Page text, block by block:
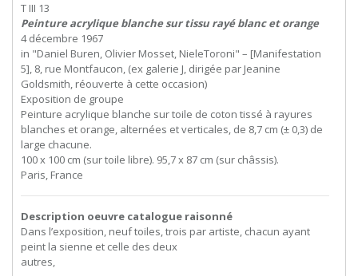
T III 13
Peinture acrylique blanche sur tissu rayé blanc et orange
4 décembre 1967
in "Daniel Buren, Olivier Mosset, NieleToroni" – [Manifestation
5], 8, rue Montfaucon, (ex galerie J, dirigée par Jeanine
Goldsmith, réouverte à cette occasion)
Exposition de groupe
Peinture acrylique blanche sur toile de coton tissé à rayures
blanches et orange, alternées et verticales, de 8,7 cm (± 0,3) de
large chacune.
100 x 100 cm (sur toile libre). 95,7 x 87 cm (sur châssis).
Paris, France
Description oeuvre catalogue raisonné
Dans l’exposition, neuftoiles,trois par artiste, chacun ayant
peint la sienne et celle des deux
autres,